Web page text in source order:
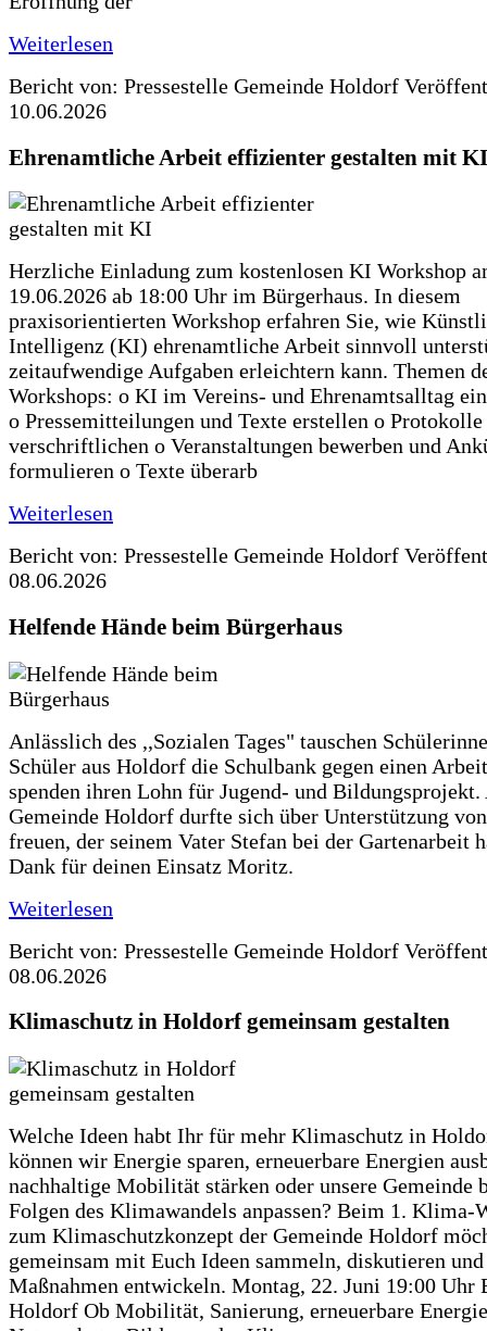
Weiterlesen
Bericht von: Pressestelle Gemeinde Holdorf
10.06.2026
Ehrenamtliche Arbeit effizienter gestalten mit KI
Herzliche Einladung zum kostenlosen KI Workshop
19.06.2026 ab 18:00 Uhr im Bürgerhaus. In diesem
praxisorientierten Workshop erfahren Sie, wie
Intelligenz (KI) ehrenamtliche Arbeit sinnvoll
zeitaufwendige Aufgaben erleichtern kann. Themen
Workshops: o KI im Vereins- und Ehrenamtsalltag
o Pressemitteilungen und Texte erstellen o
verschriftlichen o Veranstaltungen bewerben und
formulieren o Texte überarb
Weiterlesen
Bericht von: Pressestelle Gemeinde Holdorf
08.06.2026
Helfende Hände beim Bürgerhaus
Anlässlich des ,,Sozialen Tages" tauschen
Schüler aus Holdorf die Schulbank gegen einen
spenden ihren Lohn für Jugend- und Bildungsprojekt.
Gemeinde Holdorf durfte sich über Unterstützung
freuen, der seinem Vater Stefan bei der Gartenarbeit
Dank für deinen Einsatz Moritz.
Weiterlesen
Bericht von: Pressestelle Gemeinde Holdorf
08.06.2026
Klimaschutz in Holdorf gemeinsam gestalten
Welche Ideen habt Ihr für mehr Klimaschutz in
können wir Energie sparen, erneuerbare Energien
nachhaltige Mobilität stärken oder unsere Gemeinde
Folgen des Klimawandels anpassen? Beim 1. Klima-
zum Klimaschutzkonzept der Gemeinde Holdorf
gemeinsam mit Euch Ideen sammeln, diskutieren
Maßnahmen entwickeln. Montag, 22. Juni 19:00 Uhr
Holdorf Ob Mobilität, Sanierung, erneuerbare